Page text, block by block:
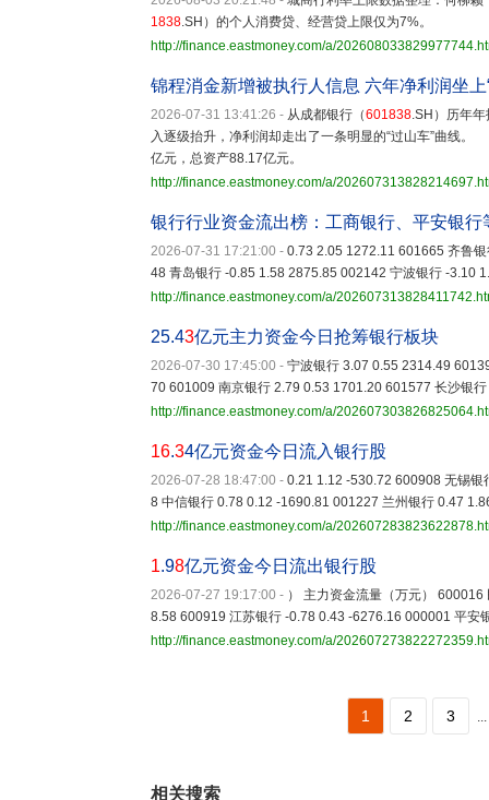
1838.SH）的个人消费贷、经营贷上限仅为7%。
http://finance.eastmoney.com/a/
锦程消金新增被执行人信息 六年净利润坐上
2026-07-31 13:41:26 - 从成都银行（601838.SH）历年
入逐级抬升，净利润却走出了一条明显的“过山车”曲线
亿元，总资产88.17亿元。
http://finance.eastmoney.com/a/
银行行业资金流出榜：工商银行、平安银行
2026-07-31 17:21:00 - 0.73 2.05 1272.11 601665 齐鲁
48 青岛银行 -0.85 1.58 2875.85 002142 宁波银行 -3.10
http://finance.eastmoney.com/a/
25.43亿元主力资金今日抢筹银行板块
2026-07-30 17:45:00 - 宁波银行 3.07 0.55 2314.49
70 601009 南京银行 2.79 0.53 1701.20 601577 长沙银
http://finance.eastmoney.com/a/
16.34亿元资金今日流入银行股
2026-07-28 18:47:00 - 0.21 1.12 -530.72 600908 无锡
8 中信银行 0.78 0.12 -1690.81 001227 兰州银行 0.47
http://finance.eastmoney.com/a/
1.98亿元资金今日流出银行股
2026-07-27 19:17:00 - ） 主力资金流量（万元）
8.58 600919 江苏银行 -0.78 0.43 -6276.16 000001 平安
http://finance.eastmoney.com/a/
1 2 3 ...
相关搜索